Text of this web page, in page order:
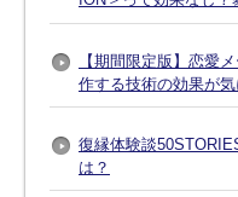
【期間限定版】恋愛
作する技術の効果が
復縁体験談
は？